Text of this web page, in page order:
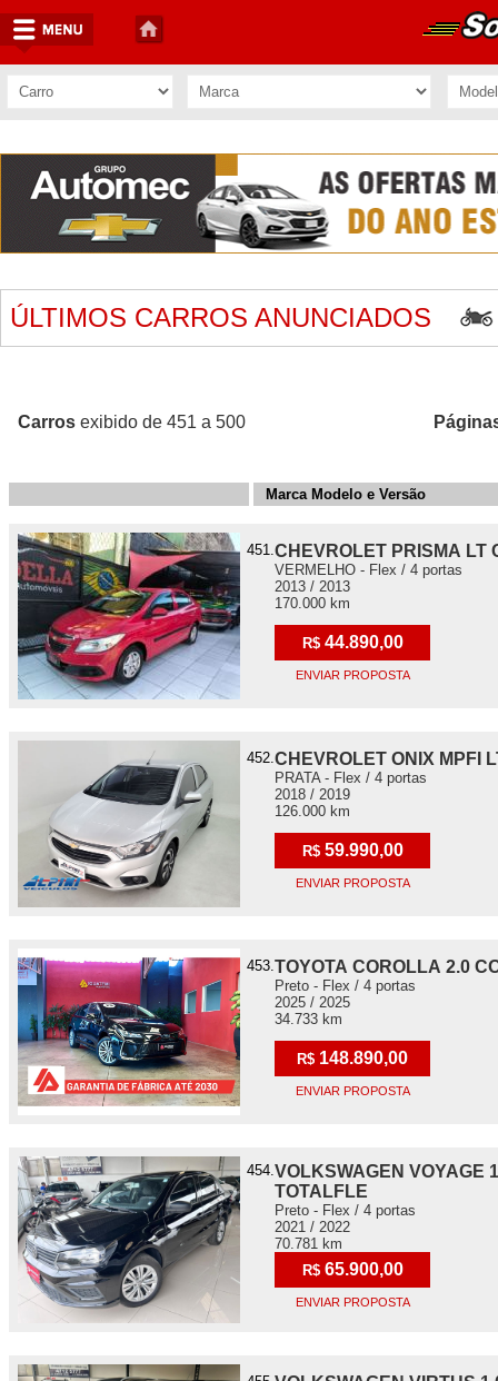
ÚLTIMOS CARROS ANUNCIADOS
Carros exibido de 451 a 500
Marca Modelo e Versão
451.CHEVROLET PRISMA LT
VERMELHO - Flex / 4 portas
2013 / 2013
170.000 km
R$ 44.890,00
ENVIAR PROPOSTA
452.CHEVROLET ONIX MPFI
PRATA - Flex / 4 portas
2018 / 2019
126.000 km
R$ 59.990,00
ENVIAR PROPOSTA
453.TOYOTA COROLLA 2.0
Preto - Flex / 4 portas
2025 / 2025
34.733 km
R$ 148.890,00
ENVIAR PROPOSTA
454.VOLKSWAGEN VOYAGE
TOTALFLE
Preto - Flex / 4 portas
2021 / 2022
70.781 km
R$ 65.900,00
ENVIAR PROPOSTA